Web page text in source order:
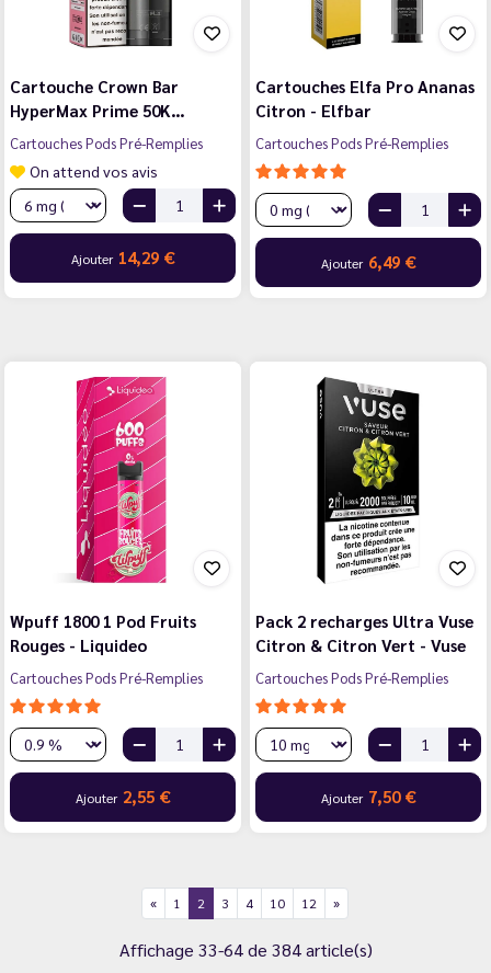
Cartouche Crown Bar
HyperMax Prime 50K…
Cartouches Pods Pré-Remplies
On attend vos avis
Ajouter 14,29 €
Cartouches Elfa Pro Ananas
Citron - Elfbar
Cartouches Pods Pré-Remplies
Ajouter 6,49 €
Wpuff 1800 1 Pod Fruits
Rouges - Liquideo
Cartouches Pods Pré-Remplies
Ajouter 2,55 €
Pack 2 recharges Ultra Vuse
Citron & Citron Vert - Vuse
Cartouches Pods Pré-Remplies
Ajouter 7,50 €
1 2 3 4 10 12
Affichage 33-64 de 384 article(s)